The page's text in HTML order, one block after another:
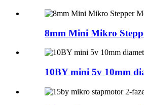
8mm Mini Mikro
10BY mini 5v 10mm